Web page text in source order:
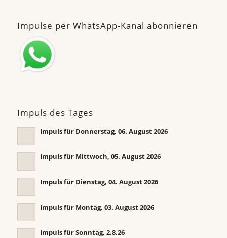
Impulse per WhatsApp-Kanal abonnieren
Impuls des Tages
Impuls für Donnerstag, 06. August 2026
Impuls für Mittwoch, 05. August 2026
Impuls für Dienstag, 04. August 2026
Impuls für Montag, 03. August 2026
Impuls für Sonntag, 2.8.26